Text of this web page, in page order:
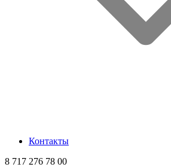
Контакты
8 717 276 78 00